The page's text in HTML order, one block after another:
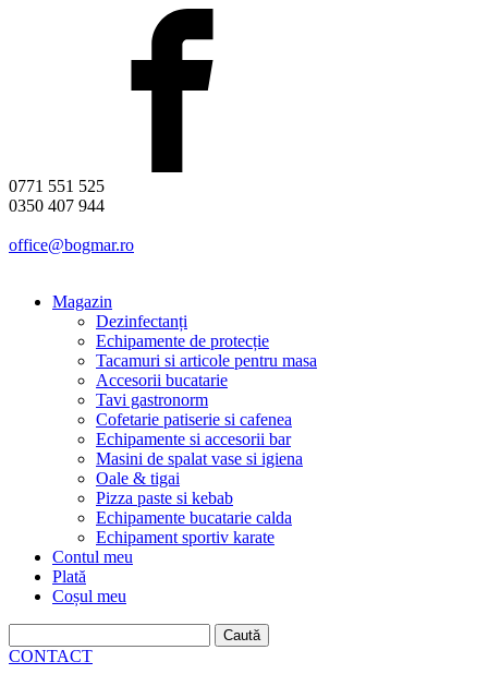
0771 551 525
0350 407 944
office@bogmar.ro
Magazin
Dezinfectanți
Echipamente de protecție
Tacamuri si articole pentru masa
Accesorii bucatarie
Tavi gastronorm
Cofetarie patiserie si cafenea
Echipamente si accesorii bar
Masini de spalat vase si igiena
Oale & tigai
Pizza paste si kebab
Echipamente bucatarie calda
Echipament sportiv karate
Contul meu
Plată
Coșul meu
după:
CONTACT